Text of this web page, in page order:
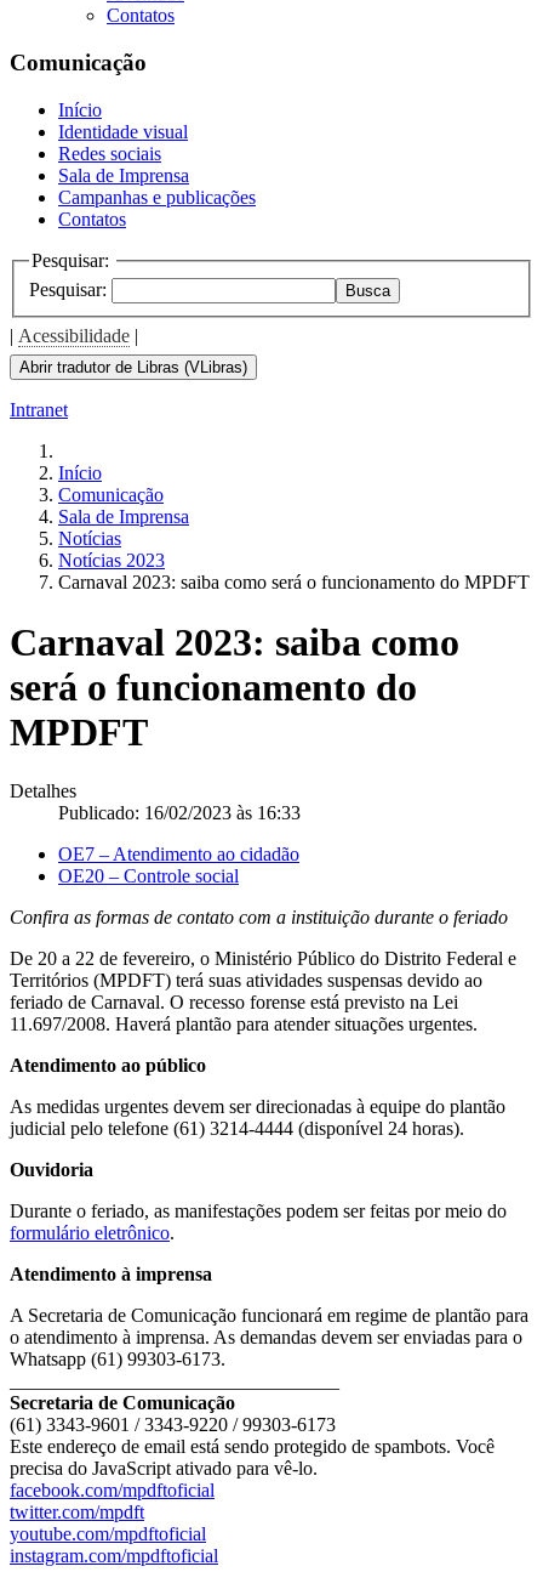
Contatos
Comunicação
Início
Identidade visual
Redes sociais
Sala de Imprensa
Campanhas e publicações
Contatos
Pesquisar:
Pesquisar:
Busca
| Acessibilidade |
Abrir tradutor de Libras (VLibras)
Intranet
Início
Comunicação
Sala de Imprensa
Notícias
Notícias 2023
Carnaval 2023: saiba como será o funcionamento do MPDFT
Carnaval 2023: saiba como
será o funcionamento do
MPDFT
Detalhes
Publicado: 16/02/2023 às 16:33
OE7 – Atendimento ao cidadão
OE20 – Controle social
Confira as formas de contato com a instituição durante o feriado
De 20 a 22 de fevereiro, o Ministério Público do Distrito Federal e
Territórios (MPDFT) terá suas atividades suspensas devido ao
feriado de Carnaval. O recesso forense está previsto na Lei
11.697/2008. Haverá plantão para atender situações urgentes.
Atendimento ao público
As medidas urgentes devem ser direcionadas à equipe do plantão
judicial pelo telefone (61) 3214-4444 (disponível 24 horas).
Ouvidoria
Durante o feriado, as manifestações podem ser feitas por meio do
formulário eletrônico.
Atendimento à imprensa
A Secretaria de Comunicação funcionará em regime de plantão para
o atendimento à imprensa. As demandas devem ser enviadas para o
Whatsapp (61) 99303-6173.
Secretaria de Comunicação
(61) 3343-9601 / 3343-9220 / 99303-6173
Este endereço de email está sendo protegido de spambots. Você
precisa do JavaScript ativado para vê-lo.
facebook.com/mpdftoficial
twitter.com/mpdft
youtube.com/mpdftoficial
instagram.com/mpdftoficial